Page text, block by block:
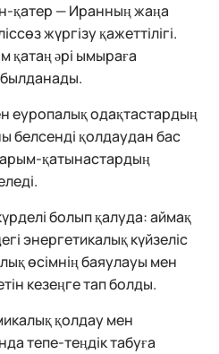
қатер — Иранның жаңа
жүргізу қажеттілігі.
қатаң әрі ымыраға
еуропалық одақтастардың
белсенді қолдаудан бас
қатынастардың
болып қалуда: аймақ
энергетикалық күйзеліс
өсімнің баяулауы мен
кезеңге тап болды.
қолдау мен
тепе-теңдік табуға